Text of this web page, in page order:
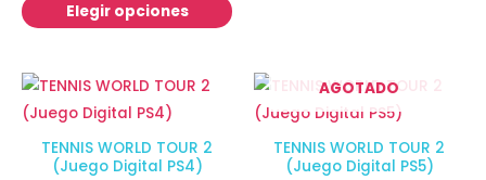
Elegir opciones
TENNIS WORLD TOUR 2
(Juego Digital PS4)
AGOTADO
TENNIS WORLD TOUR 2
(Juego Digital PS5)